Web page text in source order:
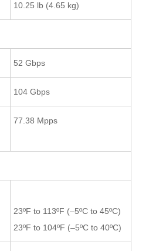
10.25 lb (4.65 kg)
52 Gbps
104 Gbps
77.38 Mpps
23ºF to 113ºF (–5ºC to 45ºC)
23ºF to 104ºF (–5ºC to 40ºC)